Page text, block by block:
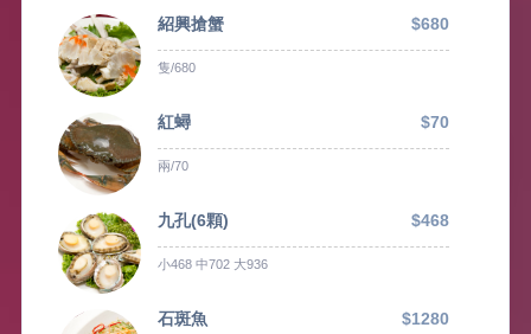
紹興搶蟹 $680
隻/680
紅蟳 $70
兩/70
九孔(6顆) $468
小468 中702 大936
石斑魚 $1280